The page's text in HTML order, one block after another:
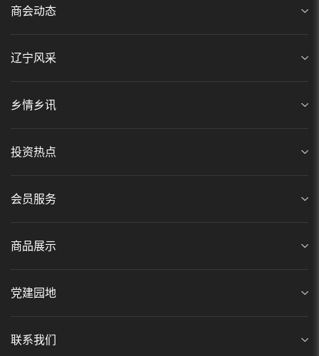
商会动态
辽宁风采
乡情乡讯
投资热点
会员服务
商品展示
党建园地
联系我们